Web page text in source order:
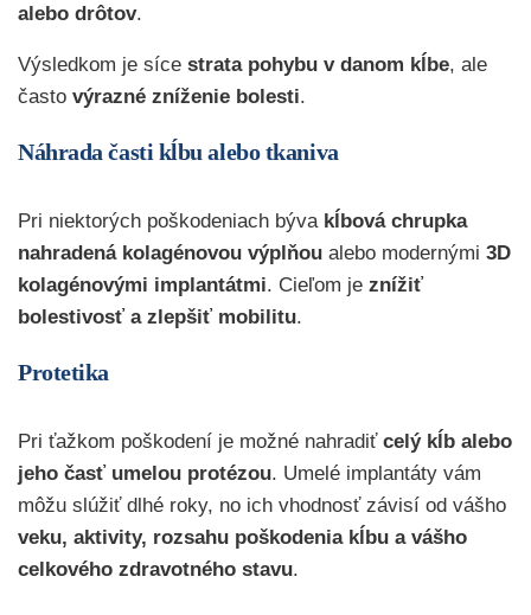
alebo drôtov.
Výsledkom je síce strata pohybu v danom kĺbe, ale
často výrazné zníženie bolesti.
Náhrada časti kĺbu alebo tkaniva
Pri niektorých poškodeniach býva kĺbová chrupka
nahradená kolagénovou výplňou alebo modernými 3D
kolagénovými implantátmi. Cieľom je znížiť
bolestivosť a zlepšiť mobilitu.
Protetika
Pri ťažkom poškodení je možné nahradiť celý kĺb alebo
jeho časť umelou protézou. Umelé implantáty vám
môžu slúžiť dlhé roky, no ich vhodnosť závisí od vášho
veku, aktivity, rozsahu poškodenia kĺbu a vášho
celkového zdravotného stavu.